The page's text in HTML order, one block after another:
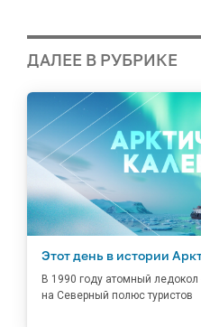
ДАЛЕЕ В РУБРИКЕ
Этот день в истории
В 1990 году атомный
на Северный полюс туристов